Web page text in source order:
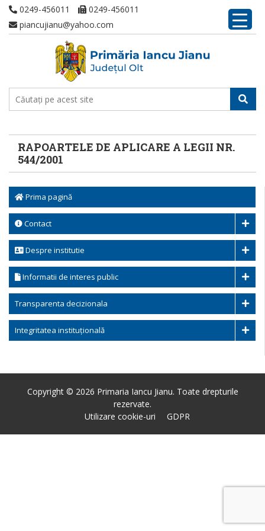
0249-456011
0249-456011
piancujianu@yahoo.com
RAPOARTELE DE APLICARE A LEGII NR.
544/2001
Prima pagină
Contact
Despre institutie
Informatii de interes public
Transparenta decizionala
Integritatea instituțională
Copyright © 2026 Primaria Iancu Jianu. Toate drepturile
rezervate.
Utilizare cookie-uri
GDPR